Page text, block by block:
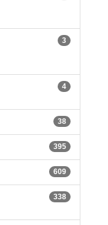
3
4
38
395
609
338